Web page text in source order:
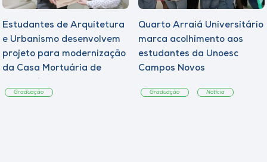
Estudantes de Arquitetura
e Urbanismo desenvolvem
projeto para modernização
da Casa Mortuária de
Graduação
Quarto Arraiá Universitário
marca acolhimento aos
estudantes da Unoesc
Campos Novos
Graduação Notícia